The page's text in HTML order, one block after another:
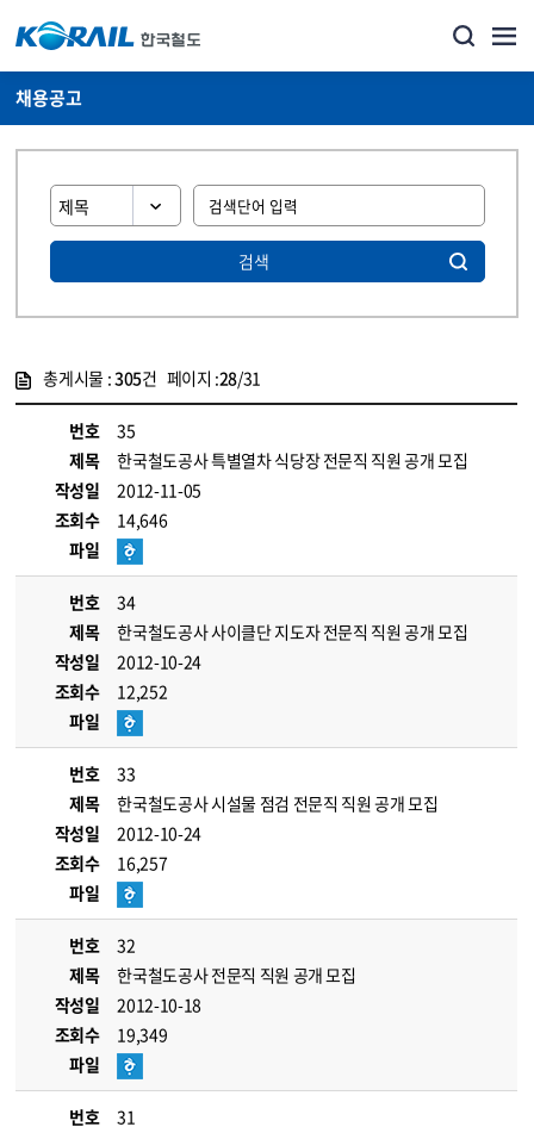
채용공고
검색
총게시물 :305건 페이지 :28/31
번호
35
제목
한국철도공사 특별열차 식당장 전문직 직원 공개 모집
작성일
2012-11-05
조회수
14,646
파일
번호
34
제목
한국철도공사 사이클단 지도자 전문직 직원 공개 모집
작성일
2012-10-24
조회수
12,252
파일
번호
33
제목
한국철도공사 시설물 점검 전문직 직원 공개 모집
작성일
2012-10-24
조회수
16,257
파일
번호
32
제목
한국철도공사 전문직 직원 공개 모집
작성일
2012-10-18
조회수
19,349
파일
번호
31